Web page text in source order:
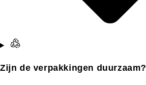
Zijn de verpakkingen duurzaam?